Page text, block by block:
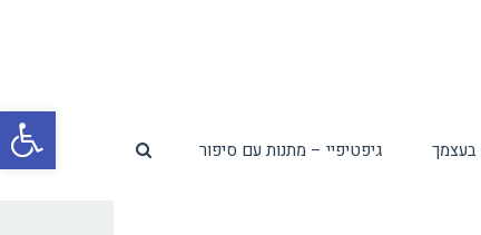
גיפטיפיי – מתנות עם סיפור